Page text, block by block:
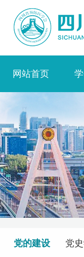
网站首页
党的建设 党